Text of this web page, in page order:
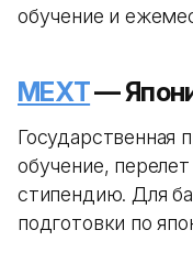
обучение и
MEXT—
Государственная
обучение,
стипендию. Для
подготовки по